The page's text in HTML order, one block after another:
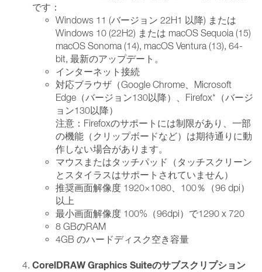
です：
Windows 11 (バージョン 22H1 以降) または
Windows 10 (22H2) または macOS Sequoia (15)
macOS Sonoma (14), macOS Ventura (13), 64-
bit, 最新のアップデート。
インターネット接続
対応ブラウザ（Google Chrome、Microsoft
Edge（バージョン130以降）、Firefox*（バージ
ョン130以降）
注意：Firefoxのサポートには制限があり、一部
の機能（クリップボードなど）は期待通りに動
作しない場合があります。
マウスまたはタッチパッド（タッチスクリーン
とスタイラスはサポートされていません）
推奨画面解像度 1920×1080、100％（96 dpi）
以上
最小画面解像度 100%（96dpi）で1290 x 720
8 GBのRAM
4GB のハードディスク空き容量
CorelDRAW Graphics Suiteのサブスクリプション